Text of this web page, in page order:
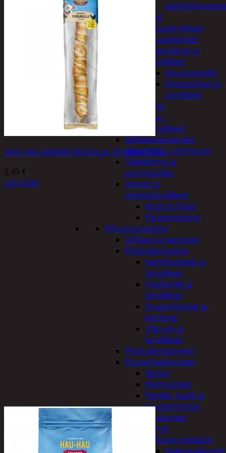
Öljyt
Perävaunutarvikkeet
Hinausköydet,
kiristysliinat ja
kiinnikkeet
Hinausköydet
Kiristysliinat ja
tarvikkeet
Valot
Rengas ja -
vannetarvikkeet
Sähköpotkulaudat,
skootterit ja ajoneuvot
Tukkikärryt ja
juontopulkat
Veneet ja
veneilytarvikkeet
Airot ja melat
Perämoottorit
Piha ja puutarha
Grillaus ja savustus
Piharakennukset
Kasvihuoneet ja
tarvikkeet
Paviljonkit ja
tarvikkeet
Puutarhavajat ja
katokset
Ulko-wc ja
tarvikkeet
Piharakentaminen
Puutarhakalusteet
Keinut
Pehmusteet
Pöydät, tuolit ja
kalusteryhmät
Puutarhakoneet
Kärryt
Metsurin työkalut
HAU HAU KANAPURURULLA 38×4CM 175G
5,49 €
Lue Lisää